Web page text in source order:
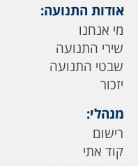
אודות התנועה:
מי אנחנו
שירי התנועה
שבטי התנועה
יזכור
מנהלי:
רישום
קוד אתי